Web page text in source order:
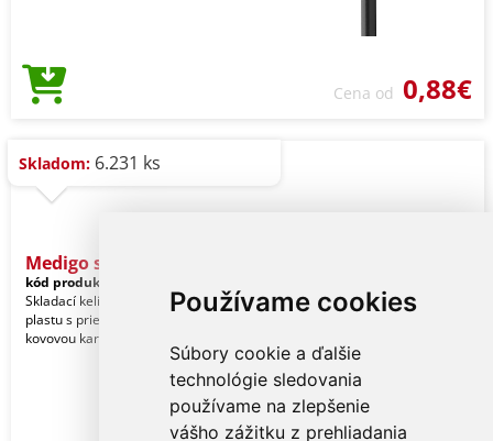
Používame cookies
Súbory cookie a ďalšie
technológie sledovania
používame na zlepšenie
vášho zážitku z prehliadania
Cena od 0,88€
Skladom: 6.231 ks
Medigo skladací pohárik
kód produktu:
Skladací kelímok z recyklovaného PP
plastu s priehradkou na pilulky a
kovovou karabínou. 220 ml. Bez BPA.